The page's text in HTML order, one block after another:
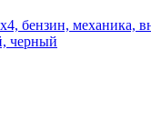
бензин, механика,
черный